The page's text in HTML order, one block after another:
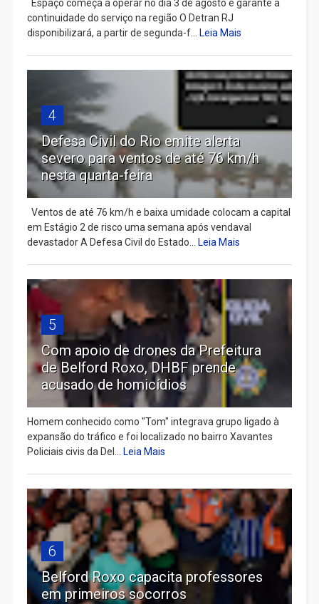
Espaço começa a operar no dia 3 de agosto e garante a
continuidade do serviço na região O Detran RJ
disponibilizará, a partir de segunda-f... Leia Mais
4
Defesa Civil do Rio emite alerta
severo para ventos de até 76 km/h
nesta quarta-feira
Ventos de até 76 km/h e baixa umidade colocam a capital
em Estágio 2 de risco uma semana após vendaval
devastador A Defesa Civil do Estado... Leia Mais
5
Com apoio de drones da Prefeitura
de Belford Roxo, DHBF prende
acusado de homicídios
Homem conhecido como "Tom" integrava grupo ligado à
expansão do tráfico e foi localizado no bairro Xavantes
Policiais civis da Del... Leia Mais
6
Belford Roxo capacita professores
em primeiros socorros